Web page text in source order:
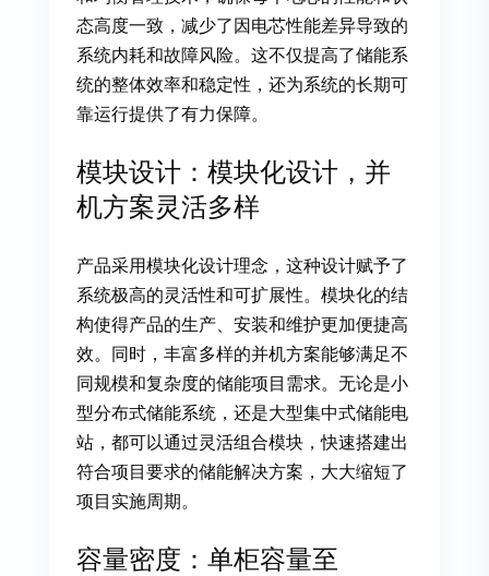
态高度一致，减少了因电芯性能差异导致的
系统内耗和故障风险。这不仅提高了储能系
统的整体效率和稳定性，还为系统的长期可
靠运行提供了有力保障。
模块设计：模块化设计，并
机方案灵活多样
产品采用模块化设计理念，这种设计赋予了
系统极高的灵活性和可扩展性。模块化的结
构使得产品的生产、安装和维护更加便捷高
效。同时，丰富多样的并机方案能够满足不
同规模和复杂度的储能项目需求。无论是小
型分布式储能系统，还是大型集中式储能电
站，都可以通过灵活组合模块，快速搭建出
符合项目要求的储能解决方案，大大缩短了
项目实施周期。
容量密度：单柜容量至